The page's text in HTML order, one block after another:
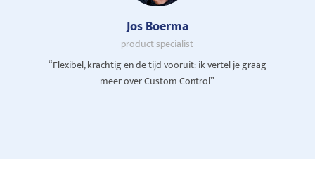
Jos Boerma
product specialist
“Flexibel, krachtig en de tijd vooruit: ik vertel je graag
meer over Custom Control”